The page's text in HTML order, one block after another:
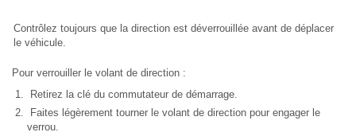
Contrôlez toujours que la direction est déverrouillée avant de déplacer
le véhicule.
Pour verrouiller le volant de direction :
Retirez la clé du commutateur de démarrage.
Faites légèrement tourner le volant de direction pour engager le
verrou.